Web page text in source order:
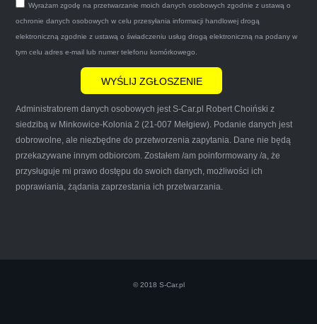
gotówkę.Zdecydowanie mogę polecić tą firmę
mnie do skorzystania z ich usług przekonało to
że są na FACEBOOKU i każdy tam może
wyrazić opinię na ich temat.
Iwona Górska
naprawde ludzki, nie zdziera, nie oszukuje.
Wyrażam zgodę na przetwarzanie moich danych osobowych zgodnie z ustawą o
ochronie danych osobowych w celu przesyłania informacji handlowej drogą
elektroniczną zgodnie z ustawą o świadczeniu usług drogą elektroniczną na podany w
tym celu adres e-mail lub numer telefonu komórkowego.
Administratorem danych osobowych jest S-Car.pl Robert Choiński z
siedzibą w Minkowice-Kolonia 2 (21-007 Mełgiew). Podanie danych jest
dobrowolne, ale niezbędne do przetworzenia zapytania. Dane nie będą
przekazywane innym odbiorcom. Zostałem /am poinformowany /a, że
przysługuje mi prawo dostępu do swoich danych, możliwości ich
poprawiania, żądania zaprzestania ich przetwarzania.
© 2018 S-Car.pl